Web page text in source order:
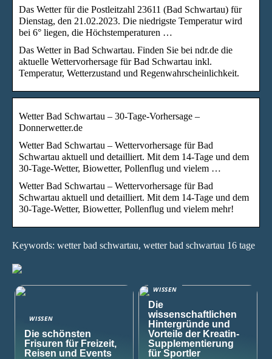
Das Wetter für die Postleitzahl 23611 (Bad Schwartau) für
Dienstag, den 21.02.2023. Die niedrigste Temperatur wird
bei 6° liegen, die Höchstemperaturen …
Das Wetter in Bad Schwartau. Finden Sie bei ndr.de die
aktuelle Wettervorhersage für Bad Schwartau inkl.
Temperatur, Wetterzustand und Regenwahrscheinlichkeit.
Wetter Bad Schwartau – 30-Tage-Vorhersage –
Donnerwetter.de
Wetter Bad Schwartau – Wettervorhersage für Bad
Schwartau aktuell und detailliert. Mit dem 14-Tage und dem
30-Tage-Wetter, Biowetter, Pollenflug und vielem …
Wetter Bad Schwartau – Wettervorhersage für Bad
Schwartau aktuell und detailliert. Mit dem 14-Tage und dem
30-Tage-Wetter, Biowetter, Pollenflug und vielem mehr!
Keywords: wetter bad schwartau, wetter bad schwartau 16 tage
WISSEN
Die schönsten
Frisuren für Freizeit,
Reisen und Events
WISSEN
Die
wissenschaftlichen
Hintergründe und
Vorteile der Kreatin-
Supplementierung
für Sportler